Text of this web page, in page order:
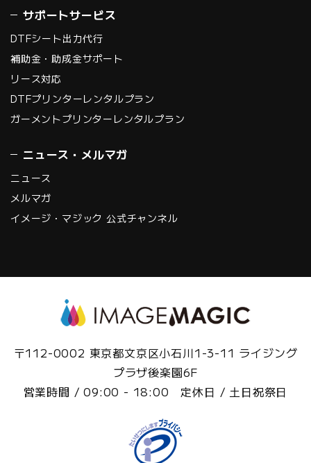
サポートサービス
DTFシート出力代行
補助金・助成金サポート
リース対応
DTFプリンターレンタルプラン
ガーメントプリンターレンタルプラン
ニュース・メルマガ
ニュース
メルマガ
イメージ・マジック 公式チャンネル
〒112-0002 東京都文京区小石川1-3-11 ライジング
プラザ後楽園6F
営業時間 / 09:00 - 18:00 定休日 / 土日祝祭日